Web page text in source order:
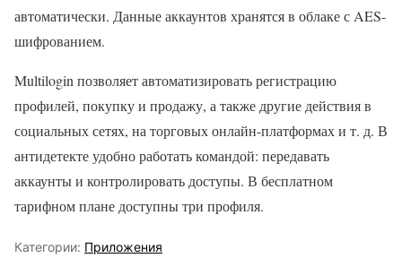
автоматически. Данные аккаунтов хранятся в облаке с AES-
шифрованием.
Multilogin позволяет автоматизировать регистрацию
профилей, покупку и продажу, а также другие действия в
социальных сетях, на торговых онлайн-платформах и т. д. В
антидетекте удобно работать командой: передавать
аккаунты и контролировать доступы. В бесплатном
тарифном плане доступны три профиля.
Категории: Приложения